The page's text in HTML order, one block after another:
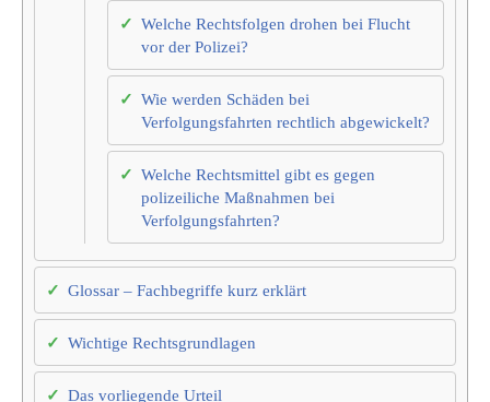
Welche Rechtsfolgen drohen bei Flucht
vor der Polizei?
Wie werden Schäden bei
Verfolgungsfahrten rechtlich abgewickelt?
Welche Rechtsmittel gibt es gegen
polizeiliche Maßnahmen bei
Verfolgungsfahrten?
Glossar – Fachbegriffe kurz erklärt
Wichtige Rechtsgrundlagen
Das vorliegende Urteil